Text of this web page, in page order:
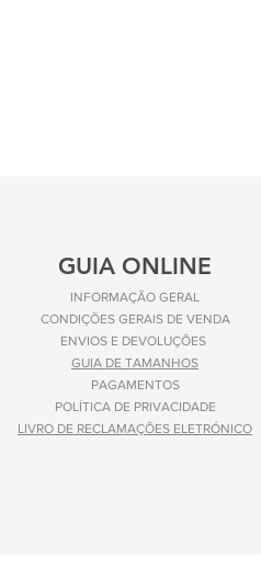
GUIA ONLINE
INFORMAÇÃO GERAL
CONDIÇÕES GERAIS DE VENDA
ENVIOS E DEVOLUÇÕES
GUIA DE TAMANHOS
PAGAMENTOS
POLÍTICA DE PRIVACIDADE
LIVRO DE RECLAMAÇÕES ELETRÓNICO